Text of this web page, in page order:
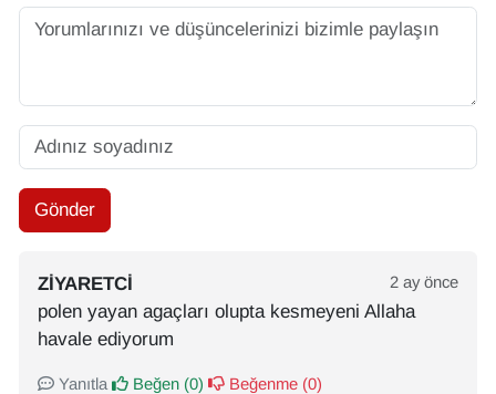
Gönder
ZIYARETCI 2 ay önce
polen yayan agaçları olupta kesmeyeni Allaha
havale ediyorum
Yanıtla Beğen (0) Beğenme (0)